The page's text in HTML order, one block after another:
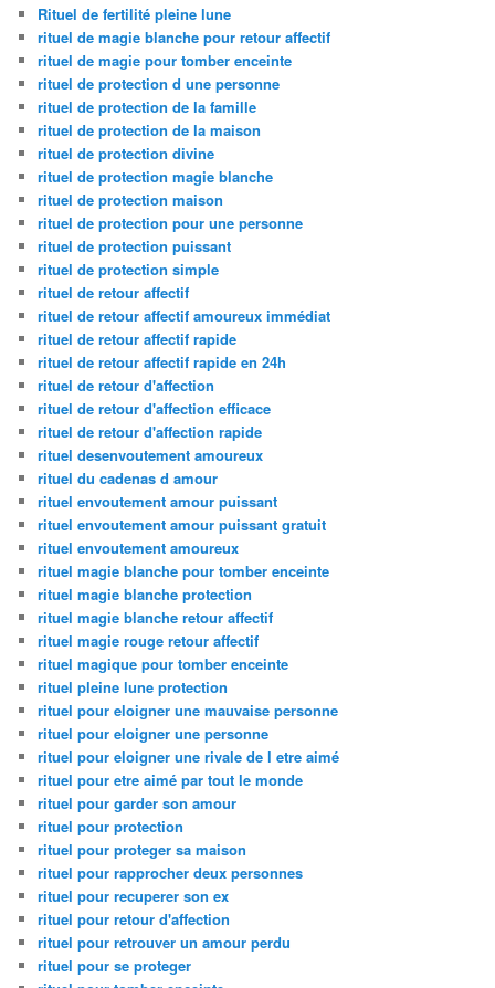
Rituel de fertilité pleine lune
rituel de magie blanche pour retour affectif
rituel de magie pour tomber enceinte
rituel de protection d une personne
rituel de protection de la famille
rituel de protection de la maison
rituel de protection divine
rituel de protection magie blanche
rituel de protection maison
rituel de protection pour une personne
rituel de protection puissant
rituel de protection simple
rituel de retour affectif
rituel de retour affectif amoureux immédiat
rituel de retour affectif rapide
rituel de retour affectif rapide en 24h
rituel de retour d'affection
rituel de retour d'affection efficace
rituel de retour d'affection rapide
rituel desenvoutement amoureux
rituel du cadenas d amour
rituel envoutement amour puissant
rituel envoutement amour puissant gratuit
rituel envoutement amoureux
rituel magie blanche pour tomber enceinte
rituel magie blanche protection
rituel magie blanche retour affectif
rituel magie rouge retour affectif
rituel magique pour tomber enceinte
rituel pleine lune protection
rituel pour eloigner une mauvaise personne
rituel pour eloigner une personne
rituel pour eloigner une rivale de l etre aimé
rituel pour etre aimé par tout le monde
rituel pour garder son amour
rituel pour protection
rituel pour proteger sa maison
rituel pour rapprocher deux personnes
rituel pour recuperer son ex
rituel pour retour d'affection
rituel pour retrouver un amour perdu
rituel pour se proteger